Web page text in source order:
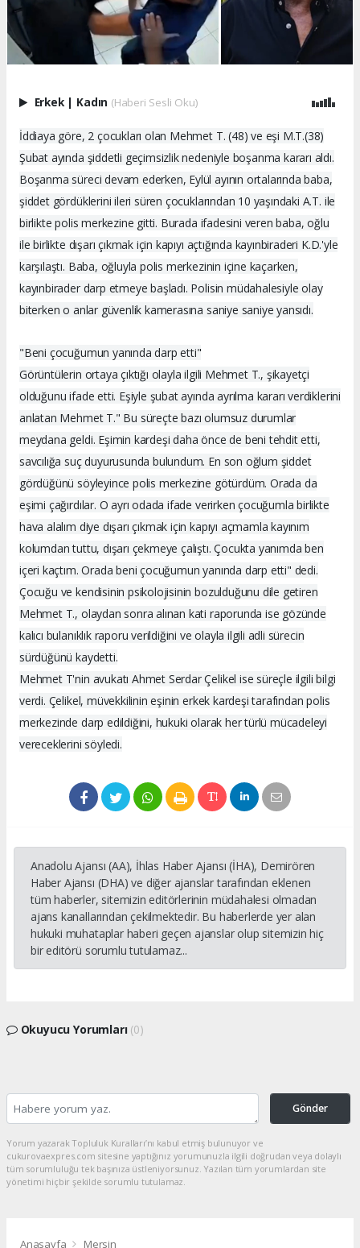
Erkek Kadın (Haberi Sesli Oku)
İddiaya göre, 2 çocukları olan Mehmet T. (48) ve eşi M.T.(38)
Şubat ayında şiddetli geçimsizlik nedeniyle boşanma kararı aldı.
Boşanma süreci devam ederken, Eylül ayının ortalarında baba,
şiddet gördüklerini ileri süren çocuklarından 10 yaşındaki A.T. ile
birlikte polis merkezine gitti. Burada ifadesini veren baba, oğlu
ile birlikte dışarı çıkmak için kapıyı açtığında kayınbiraderi K.D.'yle
karşılaştı. Baba, oğluyla polis merkezinin içine kaçarken,
kayınbirader darp etmeye başladı. Polisin müdahalesiyle olay
biterken o anlar güvenlik kamerasına saniye saniye yansıdı.
"Beni çocuğumun yanında darp etti"
Görüntülerin ortaya çıktığı olayla ilgili Mehmet T., şikayetçi
olduğunu ifade etti. Eşiyle şubat ayında ayrılma kararı verdiklerini
anlatan Mehmet T." Bu süreçte bazı olumsuz durumlar
meydana geldi. Eşimin kardeşi daha önce de beni tehdit etti,
savcılığa suç duyurusunda bulundum. En son oğlum şiddet
gördüğünü söyleyince polis merkezine götürdüm. Orada da
eşimi çağırdılar. O ayrı odada ifade verirken çocuğumla birlikte
hava alalım diye dışarı çıkmak için kapıyı açmamla kayınım
kolumdan tuttu, dışarı çekmeye çalıştı. Çocukta yanımda ben
içeri kaçtım. Orada beni çocuğumun yanında darp etti" dedi.
Çocuğu ve kendisinin psikolojisinin bozulduğunu dile getiren
Mehmet T., olaydan sonra alınan kati raporunda ise gözünde
kalıcı bulanıklık raporu verildiğini ve olayla ilgili adli sürecin
sürdüğünü kaydetti.
Mehmet T'nin avukatı Ahmet Serdar Çelikel ise süreçle ilgili bilgi
verdi. Çelikel, müvekkilinin eşinin erkek kardeşi tarafından polis
merkezinde darp edildiğini, hukuki olarak her türlü mücadeleyi
vereceklerini söyledi.
Anadolu Ajansı (AA), İhlas Haber Ajansı (İHA), Demirören
Haber Ajansı (DHA) ve diğer ajanslar tarafından eklenen
tüm haberler, sitemizin editörlerinin müdahalesi olmadan
ajans kanallarından çekilmektedir. Bu haberlerde yer alan
hukuki muhataplar haberi geçen ajanslar olup sitemizin hiç
bir editörü sorumlu tutulamaz...
Okuyucu Yorumları (0)
Gönder
Yorum yazarak Topluluk Kuralları’nı kabul etmiş bulunuyor ve
cukurovaexpres.com sitesine yaptığınız yorumunuzla ilgili doğrudan veya dolaylı
tüm sorumluluğu tek başınıza üstleniyorsunuz. Yazılan tüm yorumlardan site
yönetimi hiçbir şekilde sorumlu tutulamaz.
Anasayfa Mersin